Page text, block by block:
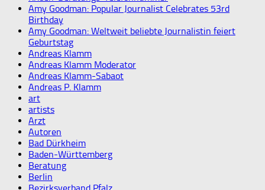
Amy Goodman: Popular Journalist Celebrates 53rd
Birthday
Amy Goodman: Weltweit beliebte Journalistin feiert
Geburtstag
Andreas Klamm
Andreas Klamm Moderator
Andreas Klamm-Sabaot
Andreas P. Klamm
art
artists
Arzt
Autoren
Bad Dürkheim
Baden-Württemberg
Beratung
Berlin